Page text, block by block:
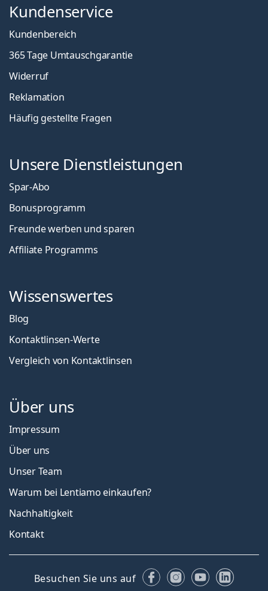
Kundenservice
Kundenbereich
365 Tage Umtauschgarantie
Widerruf
Reklamation
Häufig gestellte Fragen
Unsere Dienstleistungen
Spar-Abo
Bonusprogramm
Freunde werben und sparen
Affiliate Programms
Wissenswertes
Blog
Kontaktlinsen-Werte
Vergleich von Kontaktlinsen
Über uns
Impressum
Über uns
Unser Team
Warum bei Lentiamo einkaufen?
Nachhaltigkeit
Kontakt
Besuchen Sie uns auf FacebookInstagram
YouTube